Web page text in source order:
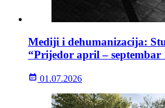
Mediji i dehumanizacija:
“Prijedor april – septembar
01.07.2026